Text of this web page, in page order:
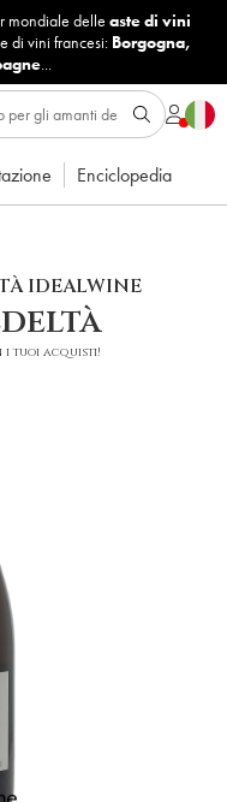
mondiale delle aste di vini
di vini francesi: Borgogna,
...
Enciclopedia
IDEALWINE
i tuoi acquisti!